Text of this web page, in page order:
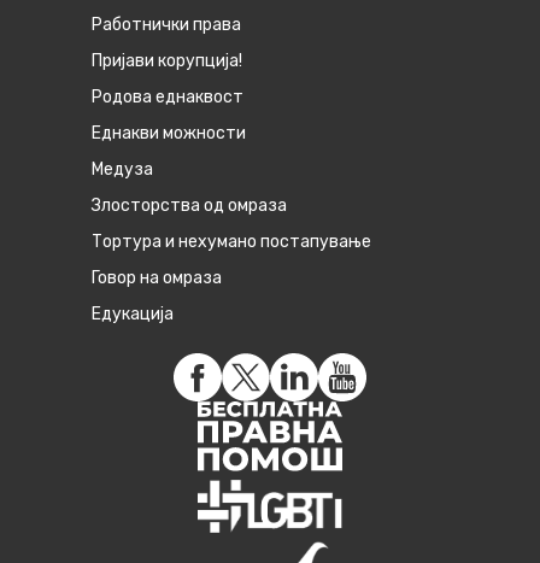
Работнички права
Пријави корупција!
Родова еднаквост
Eднакви можности
Медуза
Злосторства од омраза
Тортура и нехумано постапување
Говор на омраза
Едукација